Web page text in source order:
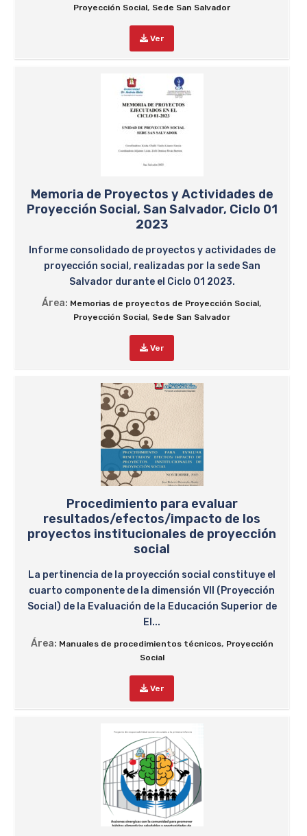
Proyección Social, Sede San Salvador
Ver
Memoria de Proyectos y Actividades de
Proyección Social, San Salvador, Ciclo 01
2023
Informe consolidado de proyectos y actividades de
proyección social, realizadas por la sede San
Salvador durante el Ciclo 01 2023.
Área: Memorias de proyectos de Proyección Social,
Proyección Social, Sede San Salvador
Ver
Procedimiento para evaluar
resultados/efectos/impacto de los
proyectos institucionales de proyección
social
La pertinencia de la proyección social constituye el
cuarto componente de la dimensión VII (Proyección
Social) de la Evaluación de la Educación Superior de
El...
Área: Manuales de procedimientos técnicos, Proyección
Social
Ver